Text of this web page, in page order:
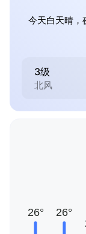
今天白天晴，
3级
北风